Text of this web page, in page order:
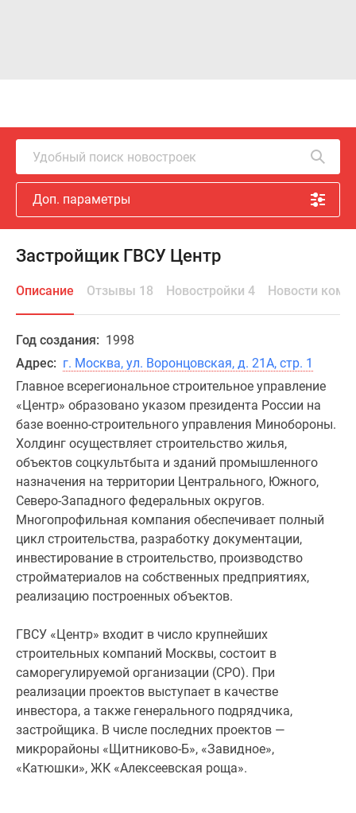
Удобный поиск новостроек
Доп. параметры
Застройщик ГВСУ Центр
Описание Отзывы 18 Новостройки 4 Новости
Год создания: 1998
Адрес: г. Москва, ул. Воронцовская, д. 21А, стр. 1
Главное всерегиональное строительное управление
«Центр» образовано указом президента России на
базе военно-строительного управления Минобороны.
Холдинг осуществляет строительство жилья,
объектов соцкультбыта и зданий промышленного
назначения на территории Центрального, Южного,
Северо-Западного федеральных округов.
Многопрофильная компания обеспечивает полный
цикл строительства, разработку документации,
инвестирование в строительство, производство
стройматериалов на собственных предприятиях,
реализацию построенных объектов.
ГВСУ «Центр» входит в число крупнейших
строительных компаний Москвы, состоит в
саморегулируемой организации (СРО). При
реализации проектов выступает в качестве
инвестора, а также генерального подрядчика,
застройщика. В числе последних проектов —
микрорайоны «Щитниково-Б», «Завидное»,
«Катюшки», ЖК «Алексеевская роща».